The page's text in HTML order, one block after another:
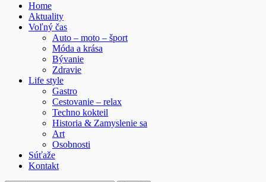
Home
Aktuality
Voľný čas
Auto – moto – šport
Móda a krása
Bývanie
Zdravie
Life style
Gastro
Cestovanie – relax
Techno kokteil
Historia & Zamyslenie sa
Art
Osobnosti
Súťaže
Kontakt